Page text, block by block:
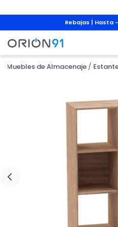
Rebajas | Hasta
Muebles de Almacenaje